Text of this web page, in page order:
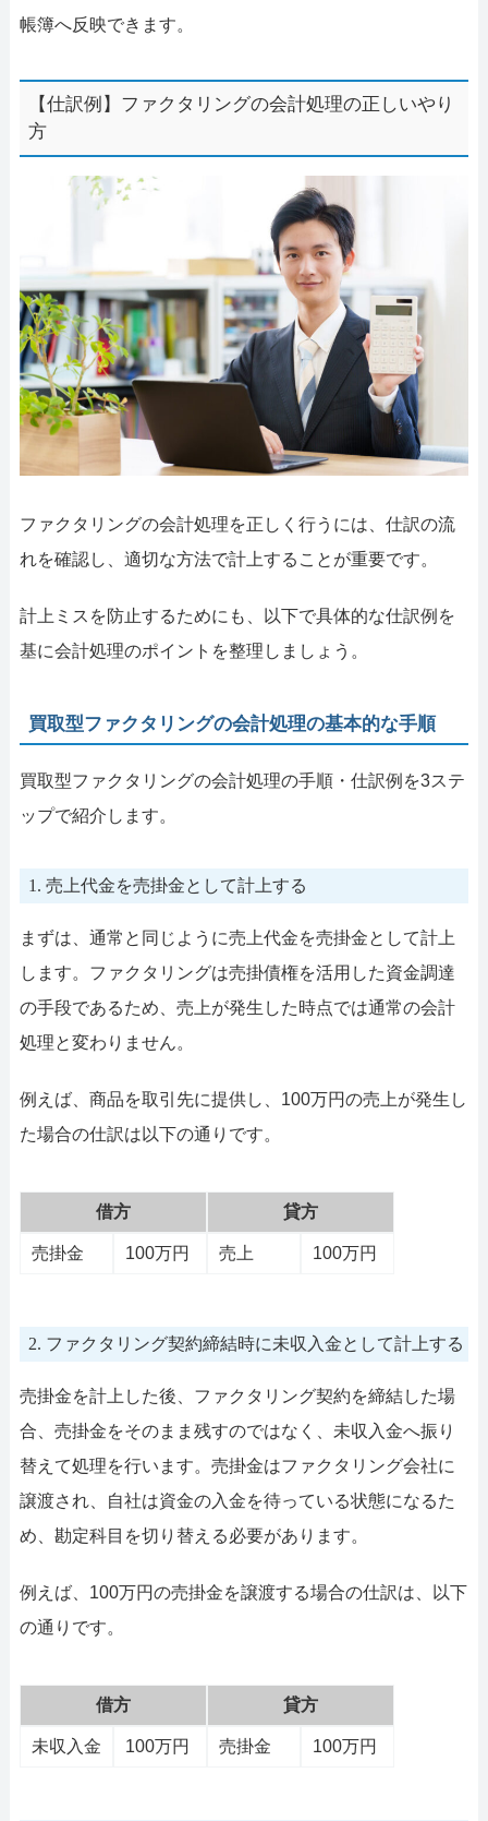
帳簿へ反映できます。
【仕訳例】ファクタリングの会計処理の正しいやり
方
ファクタリングの会計処理を正しく行うには、仕訳の流
れを確認し、適切な方法で計上することが重要です。
計上ミスを防止するためにも、以下で具体的な仕訳例を
基に会計処理のポイントを整理しましょう。
買取型ファクタリングの会計処理の基本的な手順
買取型ファクタリングの会計処理の手順・仕訳例を3ステ
ップで紹介します。
1. 売上代金を売掛金として計上する
まずは、通常と同じように売上代金を売掛金として計上
します。ファクタリングは売掛債権を活用した資金調達
の手段であるため、売上が発生した時点では通常の会計
処理と変わりません。
例えば、商品を取引先に提供し、100万円の売上が発生し
た場合の仕訳は以下の通りです。
借方 貸方
売掛金 100万円 売上 100万円
2. ファクタリング契約締結時に未収入金として計上する
売掛金を計上した後、ファクタリング契約を締結した場
合、売掛金をそのまま残すのではなく、未収入金へ振り
替えて処理を行います。売掛金はファクタリング会社に
譲渡され、自社は資金の入金を待っている状態になるた
め、勘定科目を切り替える必要があります。
例えば、100万円の売掛金を譲渡する場合の仕訳は、以下
の通りです。
借方 貸方
未収入金 100万円 売掛金 100万円